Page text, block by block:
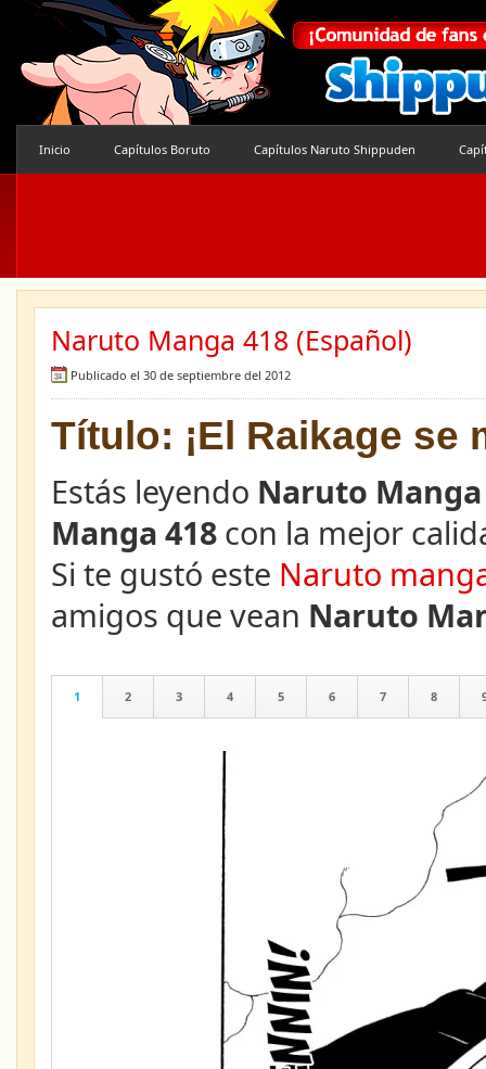
Inicio Capítulos Boruto Capítulos Naruto Shippuden
Naruto Manga 418 (Español)
Publicado el 30 de septiembre del 2012
Título: ¡El Raikage se
Estás leyendo Naruto Manga
Manga 418 con la mejor
Si te gustó este Naruto
amigos que vean Naruto
1 2 3 4 5 6 7 8